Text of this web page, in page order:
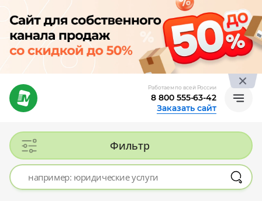
Работаем по всей России
8 800 555-63-42
Заказать сайт
Фильтр